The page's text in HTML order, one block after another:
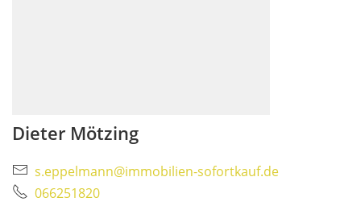
Dieter Mötzing
s.eppelmann@immobilien-sofortkauf.de
066251820